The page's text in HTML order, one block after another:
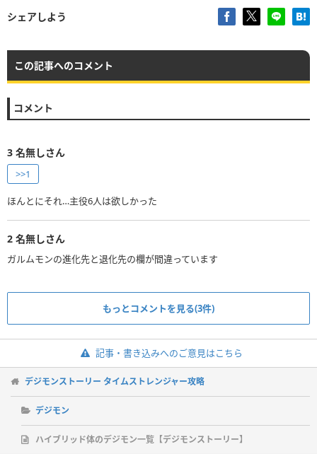
シェアしよう
この記事へのコメント
コメント
3 名無しさん
>>1
ほんとにそれ…主役6人は欲しかった
2 名無しさん
ガルムモンの進化先と退化先の欄が間違っています
もっとコメントを見る(3件)
記事・書き込みへのご意見はこちら
デジモンストーリー タイムストレンジャー攻略
デジモン
ハイブリッド体のデジモン一覧【デジモンストーリー】